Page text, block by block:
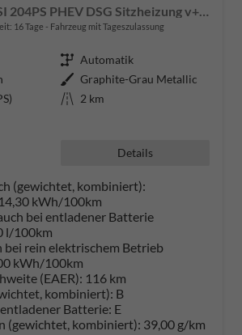
16 Tage Fahrzeug mit Tageszulassung
Getriebe Automatik
Außenfarbe Graphite-Grau Metallic
Kilometerstand 2 km
Details
(gewichtet, kombiniert):
kWh/100km
bei entladener Batterie
l/100km
bei rein elektrischem Betrieb
kWh/100km
(EAER): 116 km
kombiniert): B
Batterie: E
(gewichtet, kombiniert): 39,00 g/km